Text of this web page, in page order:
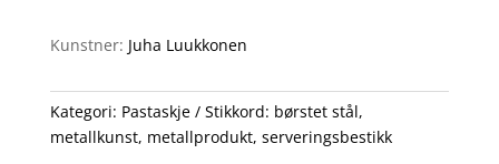
Kunstner: Juha Luukkonen
Kategori: Pastaskje Stikkord: børstet stål,
metallkunst, metallprodukt, serveringsbestikk